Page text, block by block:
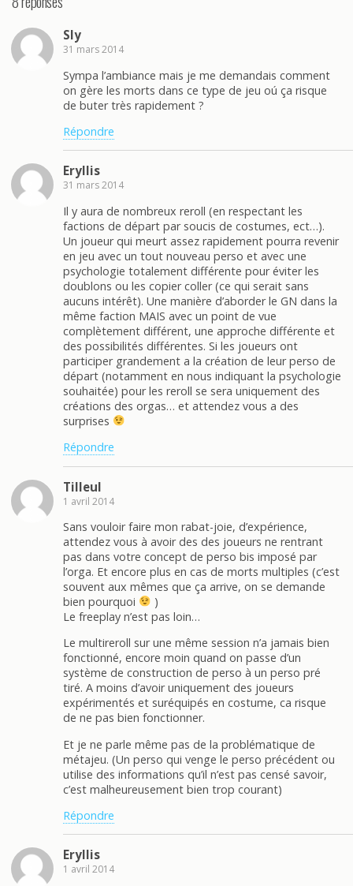
Sly
31 mars 2014
Sympa l’ambiance mais je me demandais comment
on gère les morts dans ce type de jeu oú ça risque
de buter très rapidement ?
Répondre
Eryllis
31 mars 2014
Il y aura de nombreux reroll (en respectant les
factions de départ par soucis de costumes, ect…).
Un joueur qui meurt assez rapidement pourra revenir
en jeu avec un tout nouveau perso et avec une
psychologie totalement différente pour éviter les
doublons ou les copier coller (ce qui serait sans
aucuns intérêt). Une manière d’aborder le GN dans la
même faction MAIS avec un point de vue
complètement différent, une approche différente et
des possibilités différentes. Si les joueurs ont
participer grandement a la création de leur perso de
départ (notamment en nous indiquant la psychologie
souhaitée) pour les reroll se sera uniquement des
créations des orgas… et attendez vous a des
surprises
Répondre
Tilleul
1 avril 2014
Sans vouloir faire mon rabat-joie, d’expérience,
attendez vous à avoir des des joueurs ne rentrant
pas dans votre concept de perso bis imposé par
l’orga. Et encore plus en cas de morts multiples (c’est
souvent aux mêmes que ça arrive, on se demande
bien pourquoi
)
Le freeplay n’est pas loin…
Le multireroll sur une même session n’a jamais bien
fonctionné, encore moin quand on passe d’un
système de construction de perso à un perso pré
tiré. A moins d’avoir uniquement des joueurs
expérimentés et suréquipés en costume, ca risque
de ne pas bien fonctionner.
Et je ne parle même pas de la problématique de
métajeu. (Un perso qui venge le perso précédent ou
utilise des informations qu’il n’est pas censé savoir,
c’est malheureusement bien trop courant)
Répondre
Eryllis
1 avril 2014